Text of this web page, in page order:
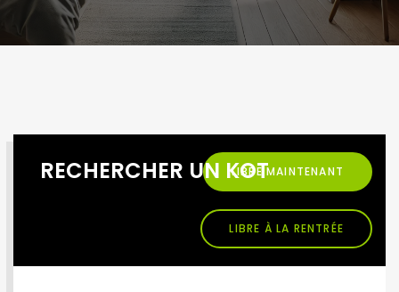
RECHERCHER UN KOTLIBRE MAINTENANT
LIBRE À LA RENTRÉE